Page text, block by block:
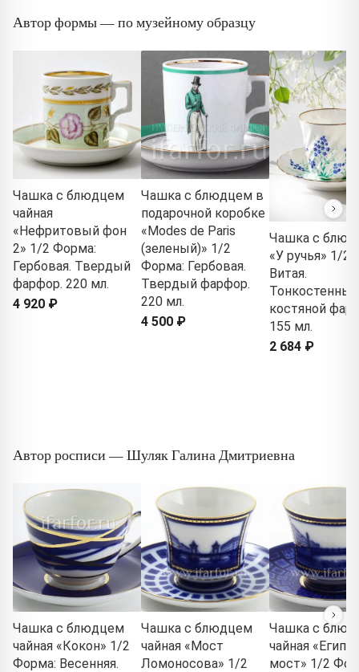
Автор формы — по музейному образцу
Чашка с блюдцем
чайная
«Нефритовый фон
2» 1/2 Форма:
Гербовая. Твердый
фарфор. 220 мл.
4 920 ₽
Чашка с блюдцем в
подарочной коробке
«Modes de Paris
(зеленый)» 1/2
Форма: Гербовая.
Твердый фарфор.
220 мл.
4 500 ₽
Чашка с
«У ручья» 1/2
Витая.
Тонкостенный
костяной
155 мл.
2 684 ₽
Автор росписи — Шуляк Галина Дмитриевна
Чашка с блюдцем
чайная «Кокон» 1/2
Форма: Весенняя.
Чашка с блюдцем
чайная «Мост
Ломоносова» 1/2
Чашка с
чайная
мост» 1/2